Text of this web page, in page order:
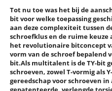
Tot nu toe was het bij de
bit voor welke toepassing
aan deze complexiteit tussen
schroefklus en de ruime keuze
het revolutionaire bitconcept
vorm van de schroef bepalend
bit.Als multitalent is de TY-bit
schroeven, zowel T-vormig als
gereedschap voor schroeven